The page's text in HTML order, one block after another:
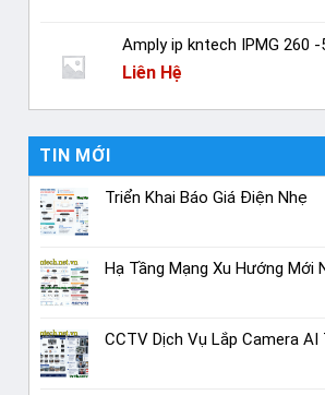
Amply ip kntech IPMG 260 -
Liên Hệ
TIN MỚI
Triển Khai Báo Giá Điện Nhẹ
Hạ Tầng Mạng Xu Hướng Mới
CCTV Dịch Vụ Lắp Camera AI